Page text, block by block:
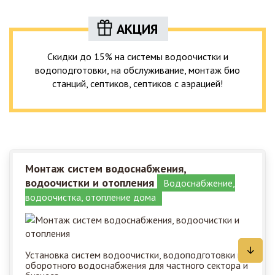
АКЦИЯ
Скидки до 15% на системы водоочистки и
водоподготовки, на обслуживание, монтаж био
станций, септиков, септиков с аэрацией!
Монтаж систем водоснабжения,
водоочистки и отопления
Водоснабжение,
водоочистка, отопление дома
Установка систем водоочистки, водоподготовки и
оборотного водоснабжения для частного сектора и